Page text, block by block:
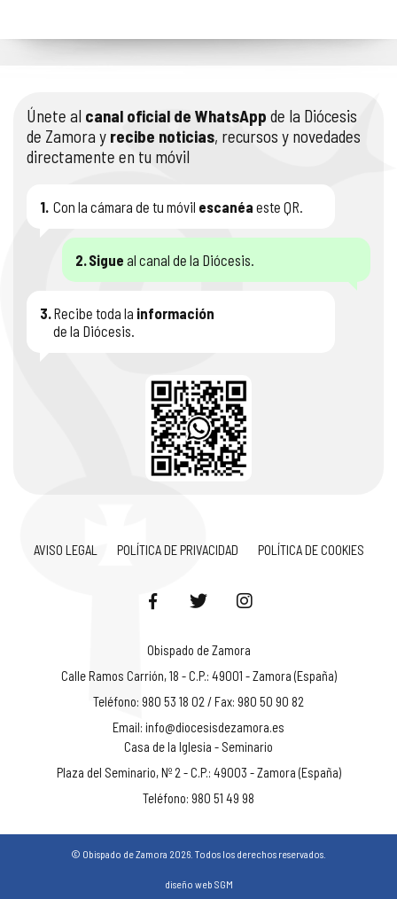
Únete al canal oficial de WhatsApp de la Diócesis
de Zamora y recibe noticias, recursos y novedades
directamente en tu móvil
1. Con la cámara de tu móvil escanéa este QR.
2.Sigue al canal de la Diócesis.
3.Recibe toda la información
de la Diócesis.
AVISO LEGAL POLÍTICA DE PRIVACIDAD POLÍTICA DE COOKIES
Obispado de Zamora
Calle Ramos Carrión, 18 - C.P.: 49001 - Zamora (España)
Teléfono: 980 53 18 02 / Fax: 980 50 90 82
Email: info@diocesisdezamora.es
Casa de la Iglesia - Seminario
Plaza del Seminario, Nº 2 - C.P.: 49003 - Zamora (España)
Teléfono: 980 51 49 98
© Obispado de Zamora 2026. Todos los derechos reservados.
diseño web SGM